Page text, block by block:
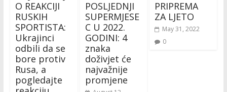
O REAKCIJI
RUSKIH
SPORTISTA:
Ukrajinci
odbili da se
bore protiv
Rusa, a
pogledajte
POSLJEDNJI
SUPERMJESE
C U 2022.
GODINI: 4
znaka
doživjet će
najvažnije
promjene
PRIPREMA
ZA LJETO
May 31, 2022
0